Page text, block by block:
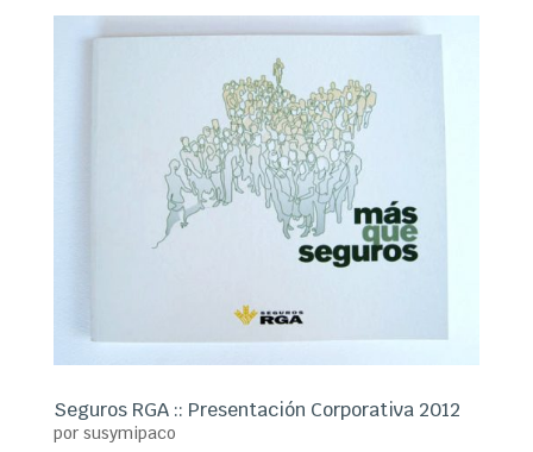
Seguros RGA :: Presentación Corporativa 2012
por susymipaco